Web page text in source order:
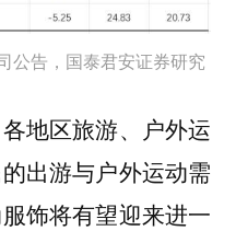
公告，国泰君安证券研究
地区旅游、户外运
出游与户外运动需
饰将有望迎来进一